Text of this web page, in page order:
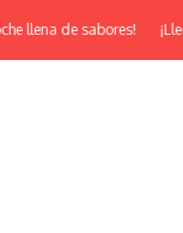
de sabores! ¡Llega